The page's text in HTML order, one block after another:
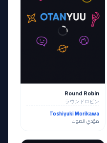
Round Robin
ラウンドロビン
Toshiyuki Morikawa
مؤدي الصوت